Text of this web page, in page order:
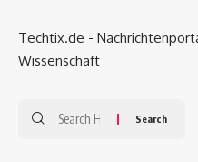
Techtix.de -
Wissenschaft